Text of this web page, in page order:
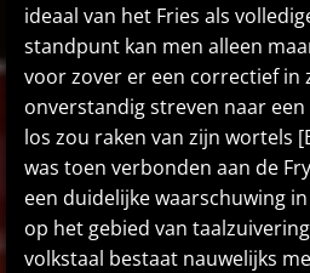
ideaal van het Fries als
standpunt kan men alleen
voor zover er een correctief in
onverstandig streven naar
los zou raken van zijn wortels
was toen verbonden aan de
een duidelijke waarschuwing
op het gebied van
volkstaal bestaat nauwelijks